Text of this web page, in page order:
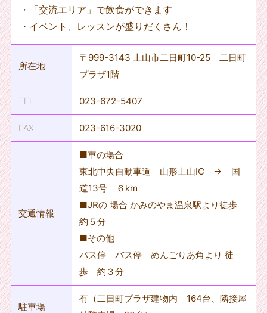
・「交流エリア」で飲食ができます
・イベント、レッスンが盛りだくさん！
所在地
〒999-3143 上山市二日町10-25 二日町
プラザ1階
TEL 023-672-5407
FAX 023-616-3020
交通情報
■車の場合
東北中央自動車道 山形上山IC → 国
道13号 ６km
■JRの 場合 かみのやま温泉駅より徒歩
約５分
■その他
バス停 バス停 めんごりあ角より 徒
歩 約３分
駐車場
有（二日町プラザ建物内 164台、隣接屋